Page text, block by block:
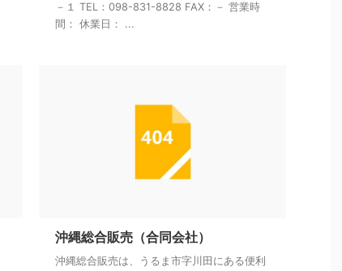
－１ TEL：098-831-8828 FAX：－ 営業時
間： 休業日： ...
沖縄総合販売（合同会社）
沖縄総合販売は、うるま市字川田にある便利